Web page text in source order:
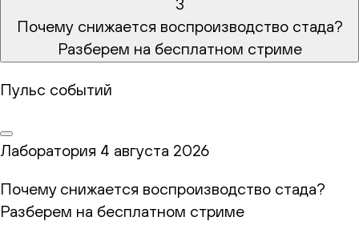
3
Почему снижается воспроизводство стада?
Разберем на бесплатном стриме
Пульс событий
Лаборатория 4 августа 2026
Почему снижается воспроизводство стада?
Разберем на бесплатном стриме